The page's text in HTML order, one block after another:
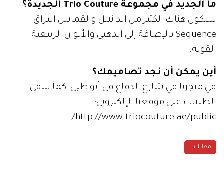
ما الجديد في مجموعة Trio Couture الجديدة؟
سيكون هناك الكثير من الدانتيل والقماش البراق
Sequence بالإضافة إلى الذهبي والألوان الربيعية
القوية.
أين يمكن أن نجد تصاميمك؟
في متجرنا في شارع الدفاع في أبو ظبي، كما نتلقى
الطلبات على موقعنا الإلكتروني:
http://www.triocouture.ae/public/
مقابلات